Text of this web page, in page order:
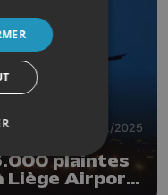
24/01/2025
plaintes
Liège Airport;